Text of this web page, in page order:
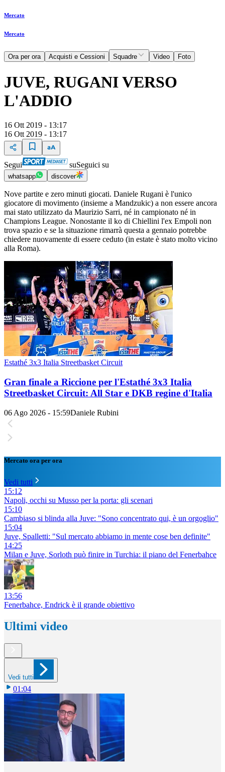
Mercato
Mercato
Ora per ora Acquisti e Cessioni Squadre Video Foto
JUVE, RUGANI VERSO
L'ADDIO
16 Ott 2019 - 13:17
16 Ott 2019 - 13:17
Segui suSeguici su
whatsapp discover
Nove partite e zero minuti giocati. Daniele Rugani è l'unico
giocatore di movimento (insieme a Mandzukic) a non essere ancora
mai stato utilizzato da Maurizio Sarri, né in campionato né in
Champions League. Nonostante il ko di Chiellini l'ex Empoli non
trova spazio e se la situazione rimarrà questa a gennaio potrebbe
chiedere nuovamente di essere ceduto (in estate è stato molto vicino
alla Roma).
Estathé 3x3 Italia Streetbasket Circuit
Gran finale a Riccione per l'Estathé 3x3 Italia
Streetbasket Circuit: All Star e DKB regine d'Italia
06 Ago 2026 - 15:59Daniele Rubini
Mercato ora per ora
Vedi tutti
15:12
Napoli, occhi su Musso per la porta: gli scenari
15:10
Cambiaso si blinda alla Juve: "Sono concentrato qui, è un orgoglio"
15:04
Juve, Spalletti: "Sul mercato abbiamo in mente cose ben definite"
14:25
Milan e Juve, Sorloth può finire in Turchia: il piano del Fenerbahce
13:56
Fenerbahce, Endrick è il grande obiettivo
Ultimi video
Vedi tutti
01:04